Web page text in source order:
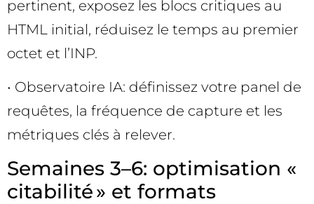
pertinent, exposez les blocs critiques au
HTML initial, réduisez le temps au premier
octet et l’INP.
• Observatoire IA: définissez votre panel de
requêtes, la fréquence de capture et les
métriques clés à relever.
Semaines 3–6: optimisation «
citabilité » et formats